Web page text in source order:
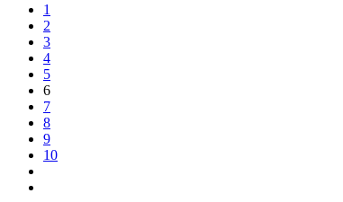
1
2
3
4
5
6
7
8
9
10